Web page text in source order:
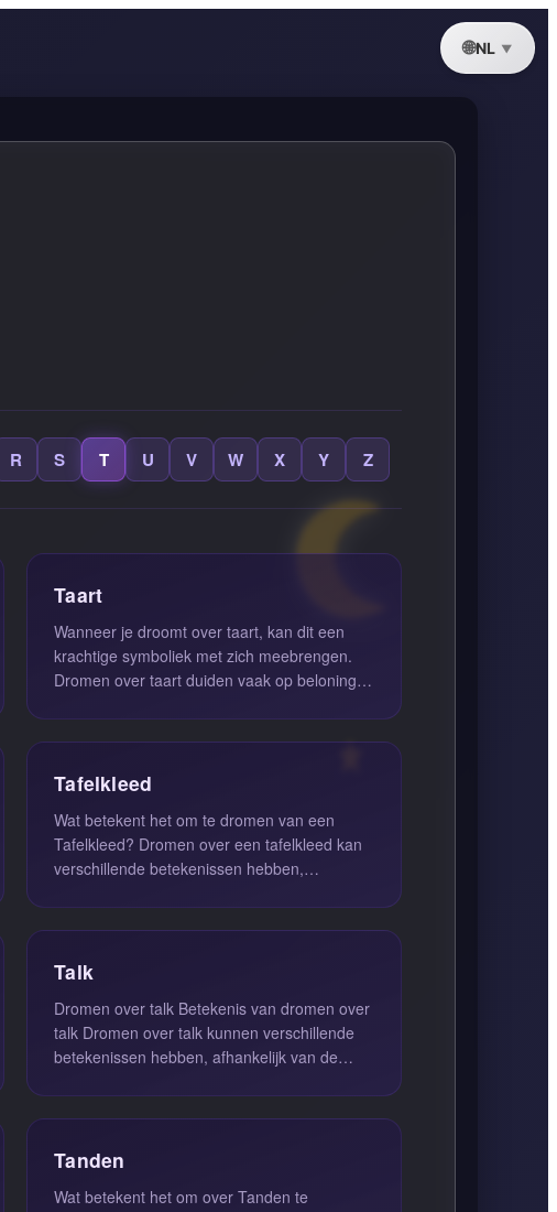
NL
R S T U V W X Y Z
Taart
Wanneer je droomt over taart, kan dit een
krachtige symboliek met zich meebrengen.
Dromen over taart duiden vaak op beloning
Tafelkleed
Wat betekent het om te dromen van een
Tafelkleed? Dromen over een tafelkleed kan
verschillende betekenissen hebben,
Talk
Dromen over talk Betekenis van dromen over
talk Dromen over talk kunnen verschillende
betekenissen hebben, afhankelijk van de
Tanden
Wat betekent het om over Tanden te